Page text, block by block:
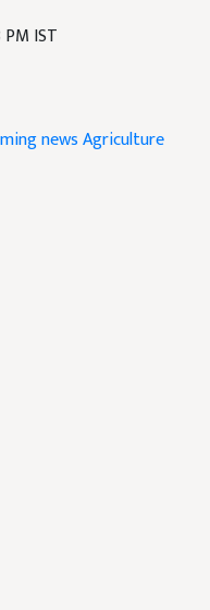
IST
newsAgriculture